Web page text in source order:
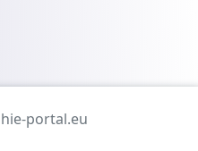
portal.eu